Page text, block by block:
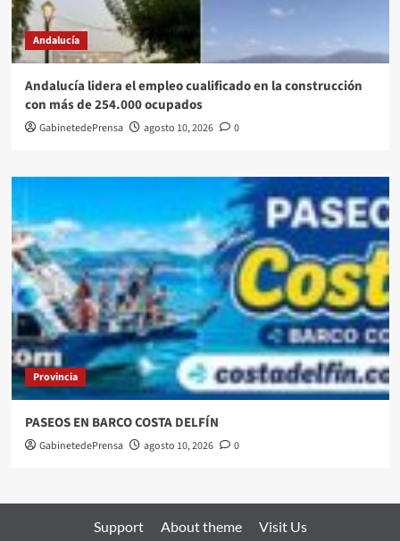
Andalucía
Andalucía lidera el empleo cualificado en la construcción
con más de 254.000 ocupados
GabinetedePrensa agosto 10, 2026 0
Provincia
PASEOS EN BARCO COSTA DELFÍN
GabinetedePrensa agosto 10, 2026 0
Support About theme Visit Us